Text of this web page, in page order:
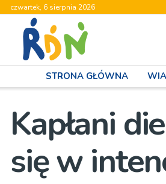
czwartek, 6 sierpnia 2026
STRONA GŁÓWNA
Kapłani
się w